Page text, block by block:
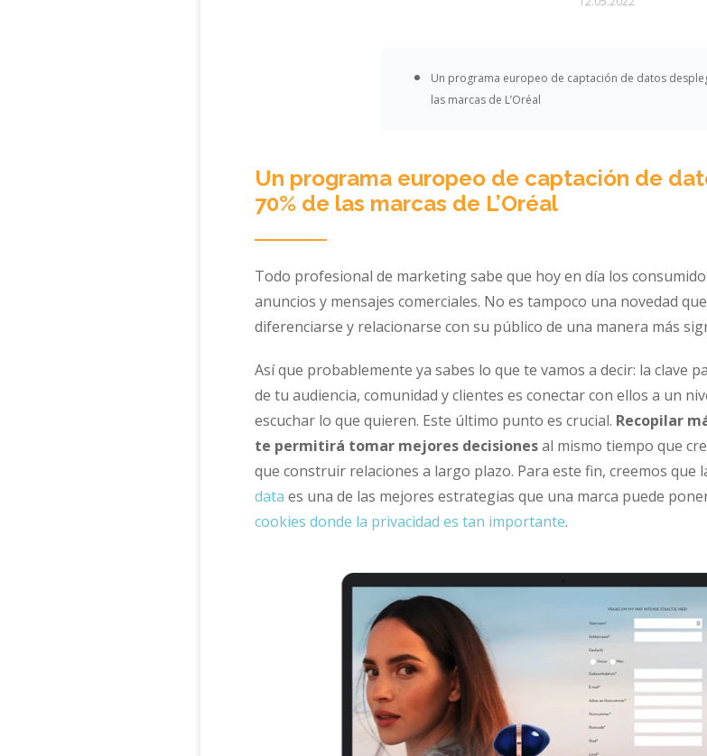
Un programa europeo de captación de datos
las marcas de L’Oréal
Un programa europeo de captación de
70% de las marcas de L’Oréal
Todo profesional de marketing sabe que hoy en día los
anuncios y mensajes comerciales. No es tampoco una novedad
diferenciarse y relacionarse con su público de una manera más
Así que probablemente ya sabes lo que te vamos a decir: la clave
de tu audiencia, comunidad y clientes es conectar con ellos a un
escuchar lo que quieren. Este último punto es crucial. Recopilar
te permitirá tomar mejores decisionesal mismo tiempo que
que construir relaciones a largo plazo. Para este fin, creemos que
data es una de las mejores estrategias que una marca puede
cookies donde la privacidad es tan importante.